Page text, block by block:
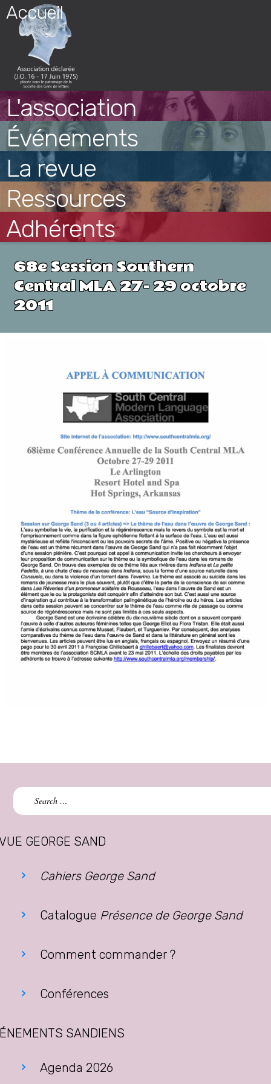
Skip
content
Accueil
L'association
Événements
La revue
Ressources
Adhérents
68e Session Southern
Central MLA 27- 29 octobre
2011
Search
for:
GEORGE SAND
Cahiers George Sand
Catalogue Présence de George Sand
Comment commander ?
Conférences
SANDIENS
Agenda 2026